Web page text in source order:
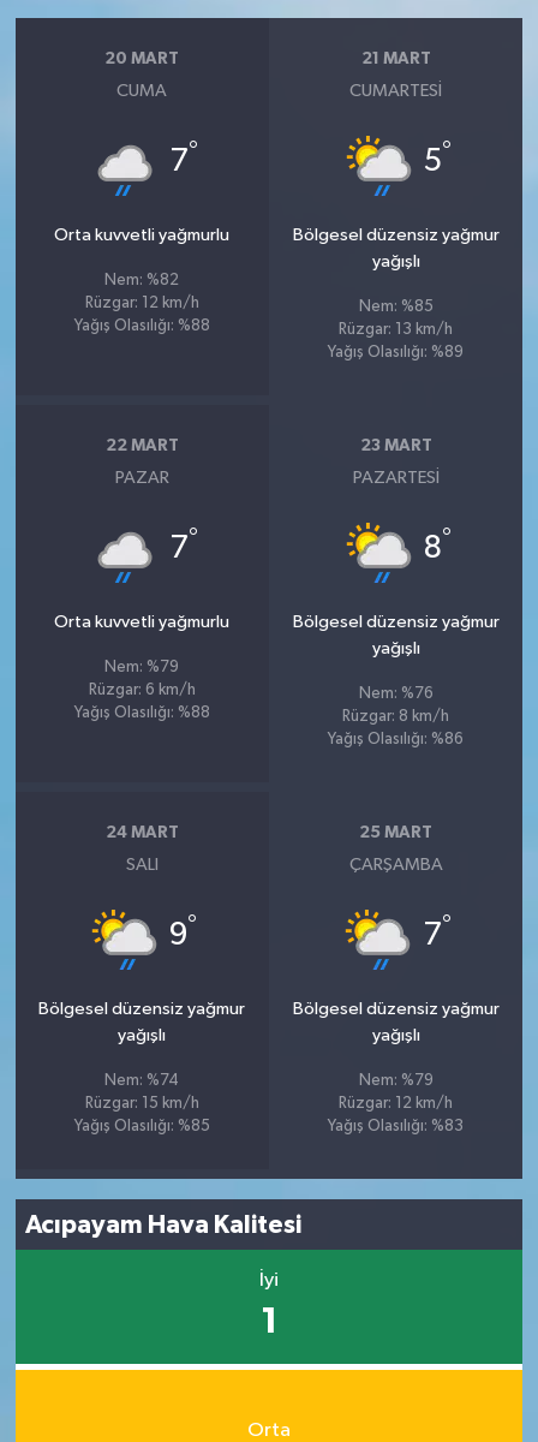
20 MART
CUMA
7°
Orta kuvvetli yağmurlu
Nem: %82
Rüzgar: 12 km/h
Yağış Olasılığı: %88
21 MART
CUMARTESI
5°
Bölgesel düzensiz yağmur
yağışlı
Nem: %85
Rüzgar: 13 km/h
Yağış Olasılığı: %89
22 MART
PAZAR
7°
Orta kuvvetli yağmurlu
Nem: %79
Rüzgar: 6 km/h
Yağış Olasılığı: %88
23 MART
PAZARTESI
8°
Bölgesel düzensiz yağmur
yağışlı
Nem: %76
Rüzgar: 8 km/h
Yağış Olasılığı: %86
24 MART
SALI
9°
Bölgesel düzensiz yağmur
yağışlı
Nem: %74
Rüzgar: 15 km/h
Yağış Olasılığı: %85
25 MART
ÇARŞAMBA
7°
Bölgesel düzensiz yağmur
yağışlı
Nem: %79
Rüzgar: 12 km/h
Yağış Olasılığı: %83
Acıpayam Hava Kalitesi
İyi
1
Orta